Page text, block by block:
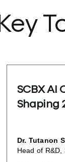
Key
SCBX AI
Shaping
Dr. Tutanon
Head of R&D,